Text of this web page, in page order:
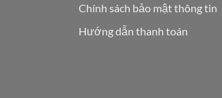
Chính sách bảo mật thông tin
Hướng dẫn thanh toán